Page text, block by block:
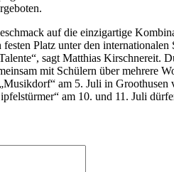
auf die einzigartige
Platz unter den
sagt Matthias
mit Schülern über mehrere
am 5. Juli in
am 10. und 11. Juli